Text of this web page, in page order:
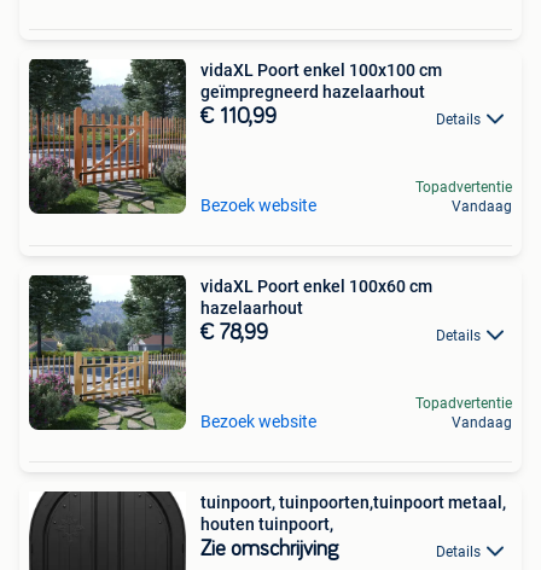
vidaXL Poort enkel 100x100 cm
geïmpregneerd hazelaarhout
€ 110,99 Details
Bezoek website
Topadvertentie
Vandaag
vidaXL Poort enkel 100x60 cm
hazelaarhout
€ 78,99 Details
Bezoek website
Topadvertentie
Vandaag
tuinpoort, tuinpoorten,tuinpoort metaal,
houten tuinpoort,
Zie omschrijving Details